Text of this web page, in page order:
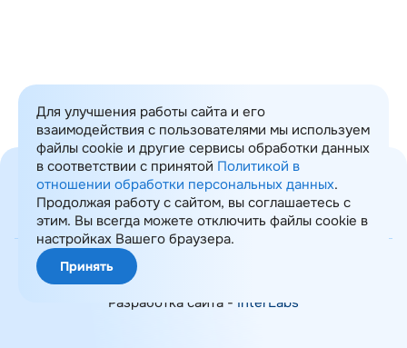
Для улучшения работы сайта и его
взаимодействия с пользователями мы используем
файлы cookie и другие сервисы обработки данных
в соответствии с принятой Политикой в
отношении обработки персональных данных.
Продолжая работу с сайтом, вы соглашаетесь с
этим. Вы всегда можете отключить файлы cookie в
настройках Вашего браузера.
Принять
Карта сайта
© 2008-2026 ИТ Консалтинг
Политика обработки ПДн
Разработка сайта - InterLabs